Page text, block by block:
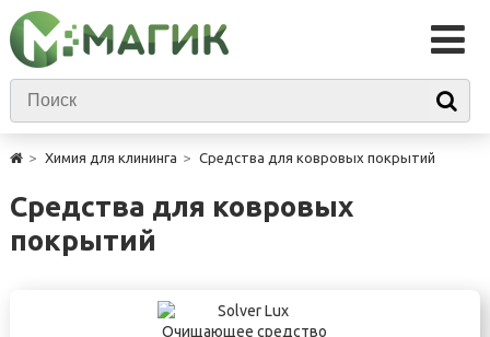
Химия для клининга Средства для ковровых покрытий
Средства для ковровых
покрытий